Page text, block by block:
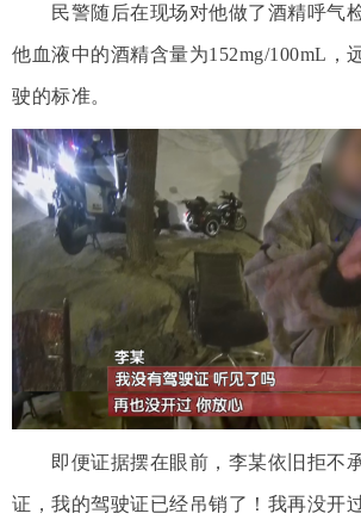
民警随后在现场对他做了酒精呼气检
他血液中的酒精含量为152mg/100mL，
驶的标准。
即便证据摆在眼前，李某依旧拒不
证，我的驾驶证已经吊销了！我再没开